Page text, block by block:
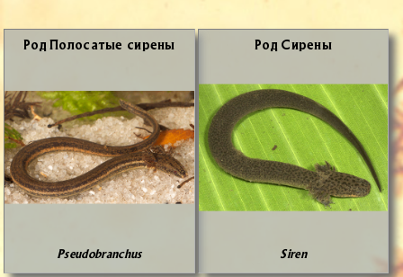
Род По­ло­са­тые си­ре­ны
Pseudobranchus
Род Си­ре­ны
Siren